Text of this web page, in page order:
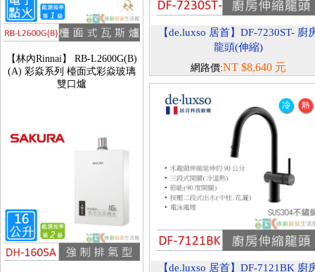
【林內Rinnai】 RB-L2600G(B)
(A) 彩焱系列 檯面式彩焱玻璃
雙口爐
【櫻花SAKURA】 DH-1605A
【de.luxso 居首】DF-7230ST- 廚
龍頭(伸縮)
網路價:NT $8,640 元
【de.luxso 居首】DF-7121BK 廚